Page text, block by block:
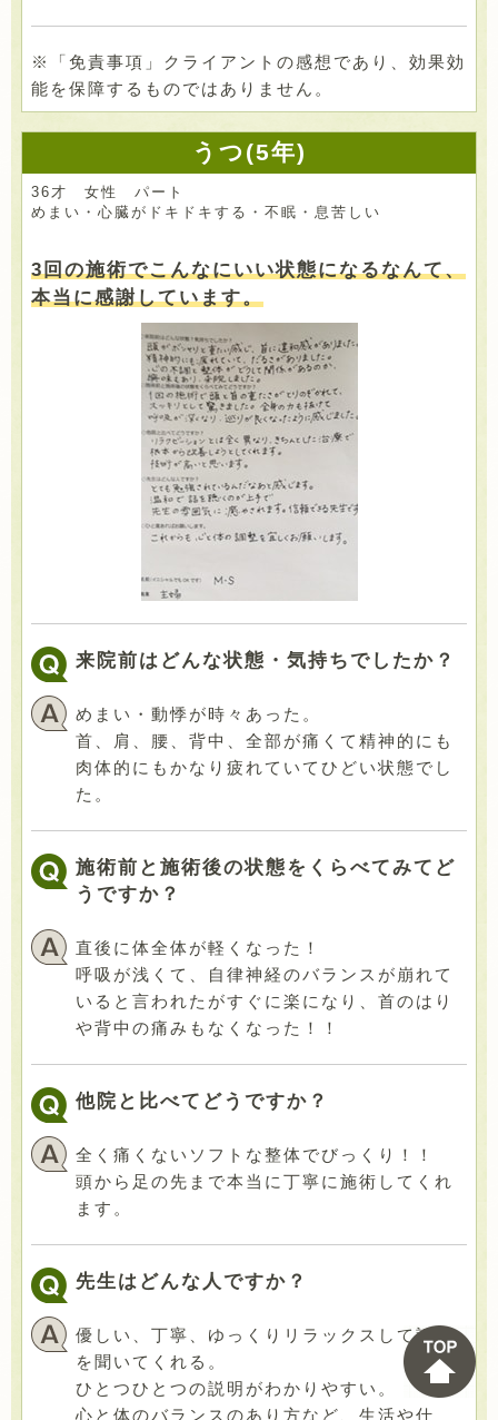
※「免責事項」クライアントの感想であり、効果効
能を保障するものではありません。
うつ(5年)
36才 女性 パート
めまい・心臓がドキドキする・不眠・息苦しい
3回の施術でこんなにいい状態になるなんて、
本当に感謝しています。
来院前はどんな状態・気持ちでしたか？
めまい・動悸が時々あった。
首、肩、腰、背中、全部が痛くて精神的にも
肉体的にもかなり疲れていてひどい状態でし
た。
施術前と施術後の状態をくらべてみてど
うですか？
直後に体全体が軽くなった！
呼吸が浅くて、自律神経のバランスが崩れて
いると言われたがすぐに楽になり、首のはり
や背中の痛みもなくなった！！
他院と比べてどうですか？
全く痛くないソフトな整体でびっくり！！
頭から足の先まで本当に丁寧に施術してくれ
ます。
先生はどんな人ですか？
優しい、丁寧、ゆっくりリラックスして話し
を聞いてくれる。
ひとつひとつの説明がわかりやすい。
心と体のバランスのあり方など、生活や仕